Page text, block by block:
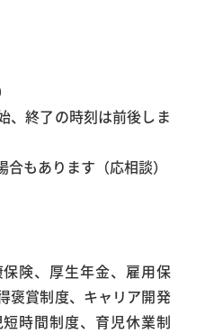
、終了の時刻は前後しま
もあります（応相談）
険、厚生年金、雇用保
褒賞制度、キャリア開発
時間制度、育児休業制